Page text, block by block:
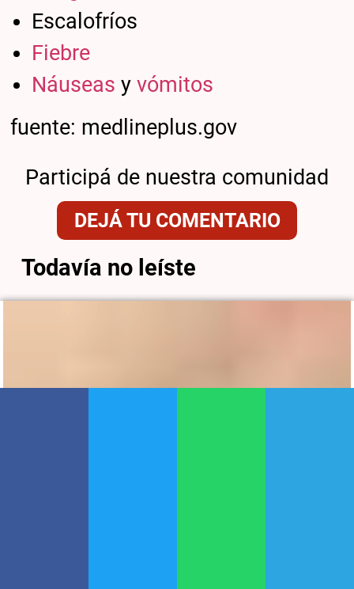
Escalofríos
Fiebre
Náuseas y vómitos
fuente: medlineplus.gov
Participá de nuestra comunidad
DEJÁ TU COMENTARIO
Todavía no leíste